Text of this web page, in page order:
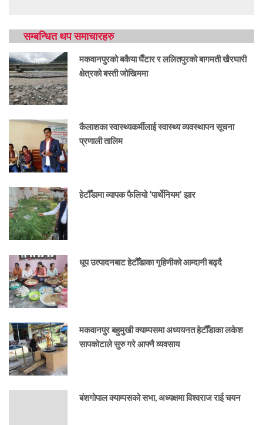
सम्बन्धित थप समाचारहरु
मकवानपुरको बकैया घैँटार र ललितपुरको बागमती खैरघारी
क्षेत्रको बस्ती जोखिममा
कैलाशका स्वास्थ्यकर्मीलाई स्वास्थ्य व्यवस्थापन सूचना
प्रणाली तालिम
हेटौँडामा व्यापक फैलियो ‘पार्थेनियम’ झार
धूप उत्पादनबाट हेटौँडाका गृहिणीको आम्दानी बढ्दै
मकवानपुर बहुमुखी क्याम्पसमा अध्ययनत हेटौँडाका लकेश
सापकोटाले सुरु गरे आफ्नै व्यवसाय
बंशगोपाल क्याम्पसको सभा, अध्यक्षमा विश्वराज राई चयन